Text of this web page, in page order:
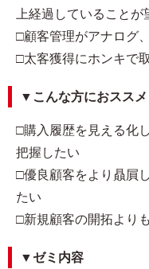
上経過していることが
□顧客管理がアナログ
□太客獲得にホンキで
▼こんな方におススメ
□購入履歴を見える化
把握したい
□優良顧客をより贔屓
たい
□新規顧客の開拓より
▼ゼミ内容